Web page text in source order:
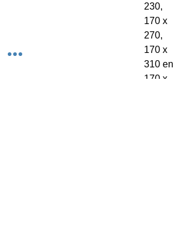
230,
170 x
270,
170 x
310 en
170 x